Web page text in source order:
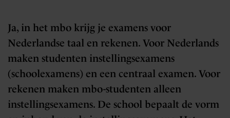
Ja, in het mbo krijg je examens voor
Nederlandse taal en rekenen. Voor Nederlands
maken studenten instellingsexamens
(schoolexamens) en een centraal examen. Voor
rekenen maken mbo-studenten alleen
instellingsexamens. De school bepaalt de vorm